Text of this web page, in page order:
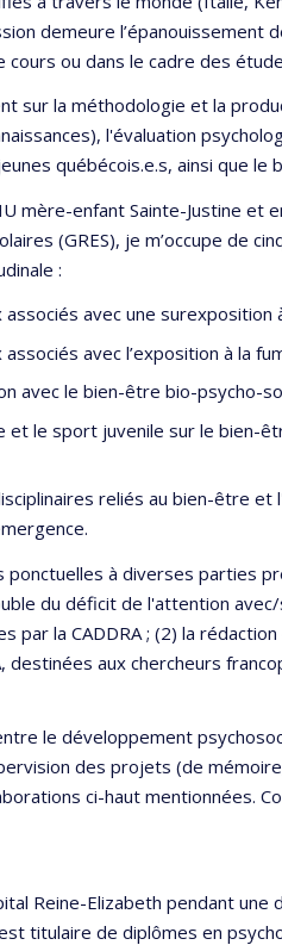
demeure l’épanouissement
ou dans le cadre des
sur la méthodologie et la
l'évaluation
québécois.e.s, ainsi que le
mère-enfant Sainte-Justine et
(GRES), je m’occupe de
:
avec une surexposition
avec l’exposition à la
avec le bien-être bio-psycho-
et le sport juvenile sur le bien-
reliés au bien-être et
ponctuelles à diverses parties
du déficit de l'attention
par la CADDRA ; (2) la
destinées aux chercheurs
le développement
des projets (de
ci-haut mentionnées.
Reine-Elizabeth pendant
titulaire de diplômes en